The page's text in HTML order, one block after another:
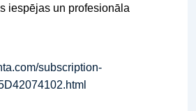
iespējas un profesionāla
subscription-